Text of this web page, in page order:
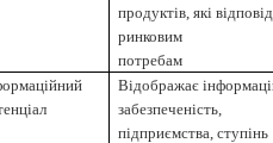
продуктів, які
ринковим
потребам
Відображає
забезпеченість,
підприємства, ступінь